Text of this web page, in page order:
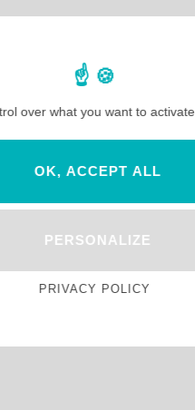
over what you want to activate
OK, ACCEPT ALL
PERSONALIZE
PRIVACY POLICY